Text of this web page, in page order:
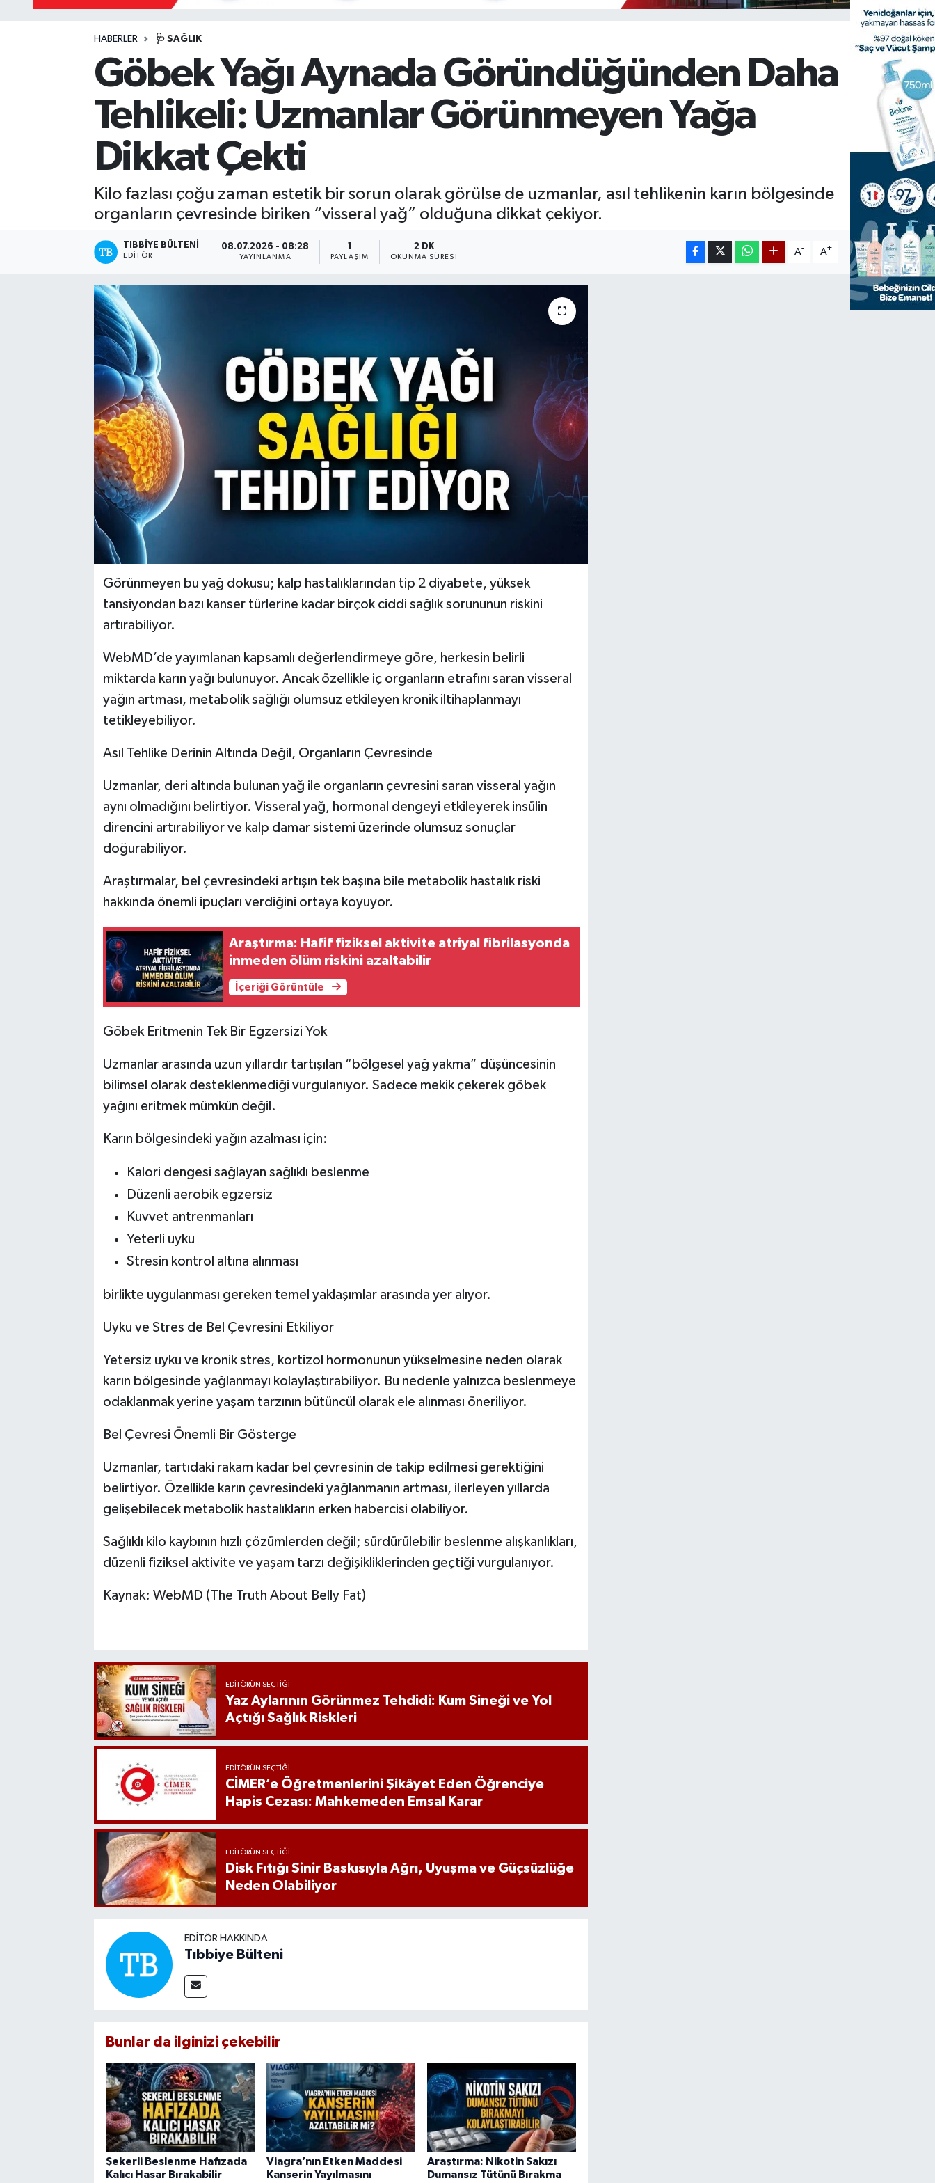
HABERLER 🩺 SAĞLIK
Göbek Yağı Aynada Göründüğünden Daha
Tehlikeli: Uzmanlar Görünmeyen Yağa
Dikkat Çekti
Kilo fazlası çoğu zaman estetik bir sorun olarak görülse de uzmanlar, asıl tehlikenin karın bölgesinde
organların çevresinde biriken “visseral yağ” olduğuna dikkat çekiyor.
TIBBIYE BÜLTENI
EDITÖR
08.07.2026 - 08:28
YAYINLANMA PAYLAŞIM
2 DK
OKUNMA SÜRESI
A- A+
Görünmeyen bu yağ dokusu; kalp hastalıklarından tip 2 diyabete, yüksek
tansiyondan bazı kanser türlerine kadar birçok ciddi sağlık sorununun riskini
artırabiliyor.
WebMD’de yayımlanan kapsamlı değerlendirmeye göre, herkesin belirli
miktarda karın yağı bulunuyor. Ancak özellikle iç organların etrafını saran visseral
yağın artması, metabolik sağlığı olumsuz etkileyen kronik iltihaplanmayı
tetikleyebiliyor.
Asıl Tehlike Derinin Altında Değil, Organların Çevresinde
Uzmanlar, deri altında bulunan yağ ile organların çevresini saran visseral yağın
aynı olmadığını belirtiyor. Visseral yağ, hormonal dengeyi etkileyerek insülin
direncini artırabiliyor ve kalp damar sistemi üzerinde olumsuz sonuçlar
doğurabiliyor.
Araştırmalar, bel çevresindeki artışın tek başına bile metabolik hastalık riski
hakkında önemli ipuçları verdiğini ortaya koyuyor.
Araştırma: Hafif fiziksel aktivite atriyal fibrilasyonda
inmeden ölüm riskini azaltabilir
İçeriği Görüntüle
Göbek Eritmenin Tek Bir Egzersizi Yok
Uzmanlar arasında uzun yıllardır tartışılan “bölgesel yağ yakma” düşüncesinin
bilimsel olarak desteklenmediği vurgulanıyor. Sadece mekik çekerek göbek
yağını eritmek mümkün değil.
Karın bölgesindeki yağın azalması için:
Kalori dengesi sağlayan sağlıklı beslenme
Düzenli aerobik egzersiz
Kuvvet antrenmanları
Yeterli uyku
Stresin kontrol altına alınması
birlikte uygulanması gereken temel yaklaşımlar arasında yer alıyor.
Uyku ve Stres de Bel Çevresini Etkiliyor
Yetersiz uyku ve kronik stres, kortizol hormonunun yükselmesine neden olarak
karın bölgesinde yağlanmayı kolaylaştırabiliyor. Bu nedenle yalnızca beslenmeye
odaklanmak yerine yaşam tarzının bütüncül olarak ele alınması öneriliyor.
Bel Çevresi Önemli Bir Gösterge
Uzmanlar, tartıdaki rakam kadar bel çevresinin de takip edilmesi gerektiğini
belirtiyor. Özellikle karın çevresindeki yağlanmanın artması, ilerleyen yıllarda
gelişebilecek metabolik hastalıkların erken habercisi olabiliyor.
Sağlıklı kilo kaybının hızlı çözümlerden değil; sürdürülebilir beslenme alışkanlıkları,
düzenli fiziksel aktivite ve yaşam tarzı değişikliklerinden geçtiği vurgulanıyor.
Kaynak: WebMD (The Truth About Belly Fat)
EDITÖRÜN SEÇTIĞI
Yaz Aylarının Görünmez Tehdidi: Kum Sineği ve Yol
Açtığı Sağlık Riskleri
EDITÖRÜN SEÇTIĞI
CİMER’e Öğretmenlerini Şikâyet Eden Öğrenciye
Hapis Cezası: Mahkemeden Emsal Karar
EDITÖRÜN SEÇTIĞI
Disk Fıtığı Sinir Baskısıyla Ağrı, Uyuşma ve Güçsüzlüğe
Neden Olabiliyor
EDITÖR HAKKINDA
Tıbbiye Bülteni
Bunlar da ilginizi çekebilir
Şekerli Beslenme Hafızada
Kalıcı Hasar Bırakabilir
Viagra’nın Etken Maddesi
Kanserin Yayılmasını
Araştırma: Nikotin Sakızı
Dumansız Tütünü Bırakma